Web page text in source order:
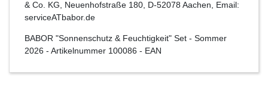
& Co. KG, Neuenhofstraße 180, D-52078 Aachen, Email:
serviceATbabor.de
BABOR "Sonnenschutz & Feuchtigkeit" Set - Sommer
2026 - Artikelnummer 100086 - EAN